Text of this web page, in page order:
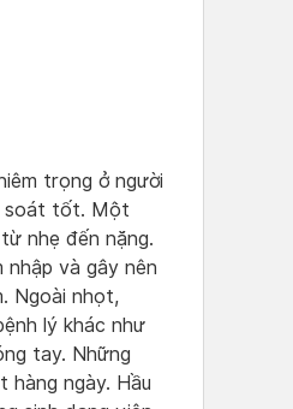
trọng ở người
soát tốt. Một
từ nhẹ đến nặng.
nhập và gây nên
Ngoài nhọt,
lý khác như
tay. Những
hàng ngày. Hầu